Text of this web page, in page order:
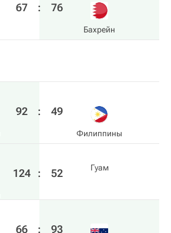
67 : 76
Бахрейн
92 : 49
Филиппины
124 : 52 Гуам
66 : 93